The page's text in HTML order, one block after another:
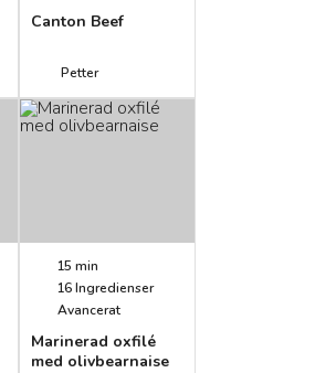
Canton Beef
Petter
15 min
16Ingredienser
Avancerat
Marinerad oxfilé
med olivbearnaise